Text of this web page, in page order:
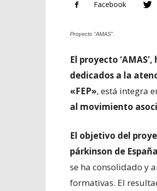
Facebook
Proyecto "AMAS".
El proyecto
dedicados a la
«FEP», está integra
al movimiento
El objetivo del
párkinson de
se ha consolidado y
formativas. El